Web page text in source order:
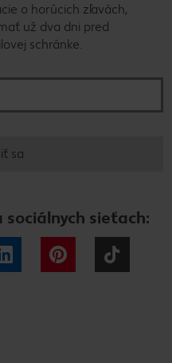
o horúcich zľavách,
už dva dni pred
schránke.
sa
sieťach:
LinkedIn Pinterest